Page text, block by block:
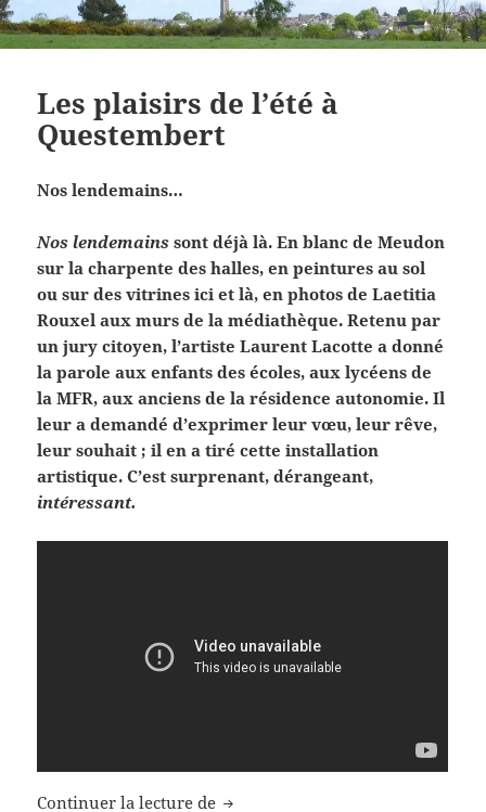
Les plaisirs de l’été à
Questembert
Nos lendemains…
Nos lendemains sont déjà là. En blanc de Meudon
sur la charpente des halles, en peintures au sol
ou sur des vitrines ici et là, en photos de Laetitia
Rouxel aux murs de la médiathèque. Retenu par
un jury citoyen, l’artiste Laurent Lacotte a donné
la parole aux enfants des écoles, aux lycéens de
la MFR, aux anciens de la résidence autonomie. Il
leur a demandé d’exprimer leur vœu, leur rêve,
leur souhait ; il en a tiré cette installation
artistique. C’est surprenant, dérangeant,
intéressant.
Continuer la lecture de Les plaisirs de l’été à Questembert